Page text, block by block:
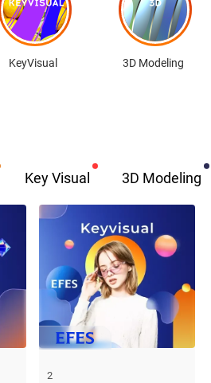
KeyVisual 3D Modeling
Key Visual 3D Modeling
2